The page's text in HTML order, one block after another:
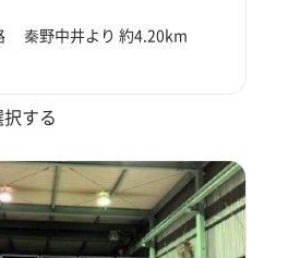
秦野中井より 約4.20km
する